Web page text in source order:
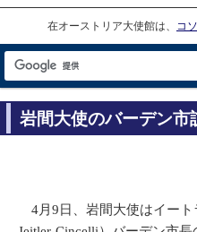
在オーストリア大使館は、 コ
岩間大使のバーデン市
4月9日、岩間大使はイート